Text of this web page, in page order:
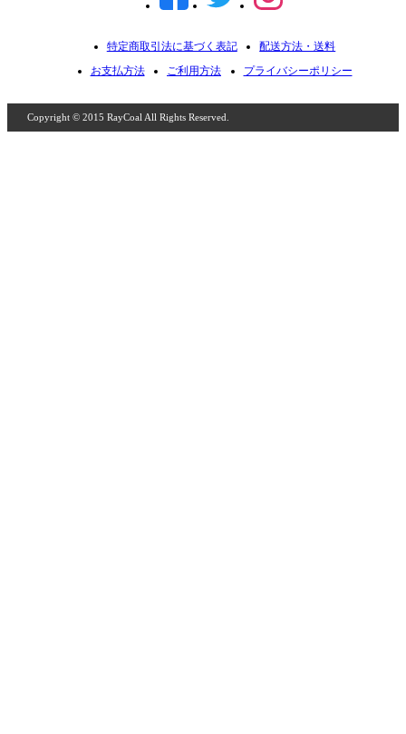
特定商取引法に基づく表記
配送方法・送料
お支払方法
ご利用方法 プライバシーポリシー
Copyright © 2015 RayCoal All Rights Reserved.